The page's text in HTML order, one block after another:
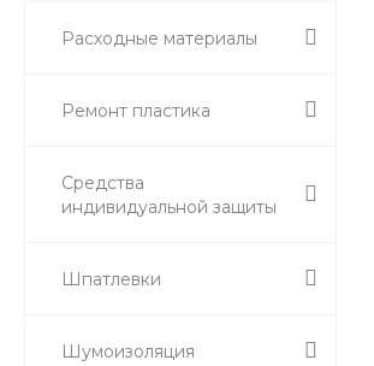
Расходные материалы
Ремонт пластика
Средства
индивидуальной защиты
Шпатлевки
Шумоизоляция